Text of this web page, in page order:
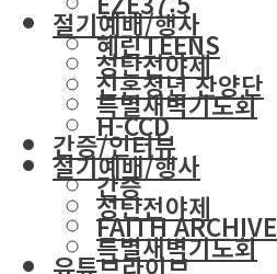
절기예배/행사
성탄전야제
특별새벽기도회
간증/인터뷰
간증
FAITH ARCHIVE
유튜브라이브
혜린TEENS
신혼청년 찬양단
H-CCD
절기예배/행사
성탄전야제
특별새벽기도회